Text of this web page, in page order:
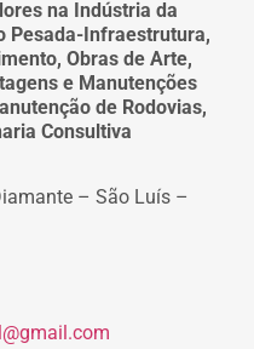
na Indústria da
Pesada-Infraestrutura,
Obras de Arte,
e Manutenções
de Rodovias,
Consultiva
– São Luís –